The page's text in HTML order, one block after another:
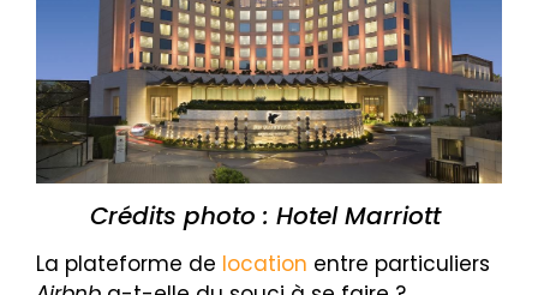
Crédits photo : Hotel Marriott
La plateforme de location entre particuliers